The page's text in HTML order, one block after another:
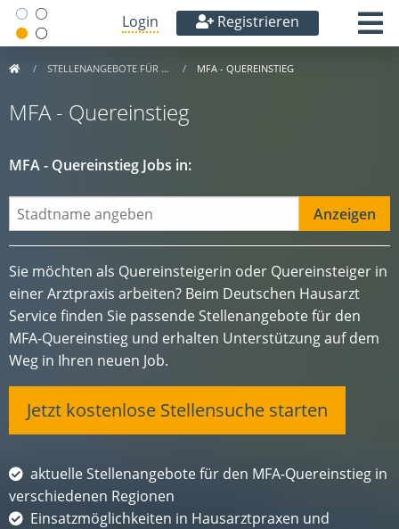
Login Registrieren
STELLENANGEBOTE FÜR … MFA - QUEREINSTIEG
MFA - Quereinstieg
MFA - Quereinstieg Jobs in:
Sie möchten als Quereinsteigerin oder Quereinsteiger in
einer Arztpraxis arbeiten? Beim Deutschen Hausarzt
Service finden Sie passende Stellenangebote für den
MFA-Quereinstieg und erhalten Unterstützung auf dem
Weg in Ihren neuen Job.
Jetzt kostenlose Stellensuche starten
aktuelle Stellenangebote für den MFA-Quereinstieg in
verschiedenen Regionen
Einsatzmöglichkeiten in Hausarztpraxen und